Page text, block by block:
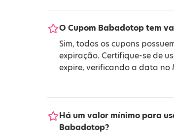
O Cupom Babadotop tem
Sim, todos os cupons
expiração. Certifique-se de
expire, verificando a data no
Há um valor mínimo para
Babadotop?